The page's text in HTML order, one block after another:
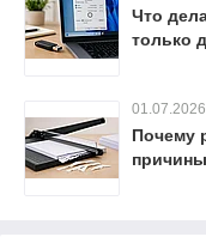
Что
только
01.07.2026
Почему